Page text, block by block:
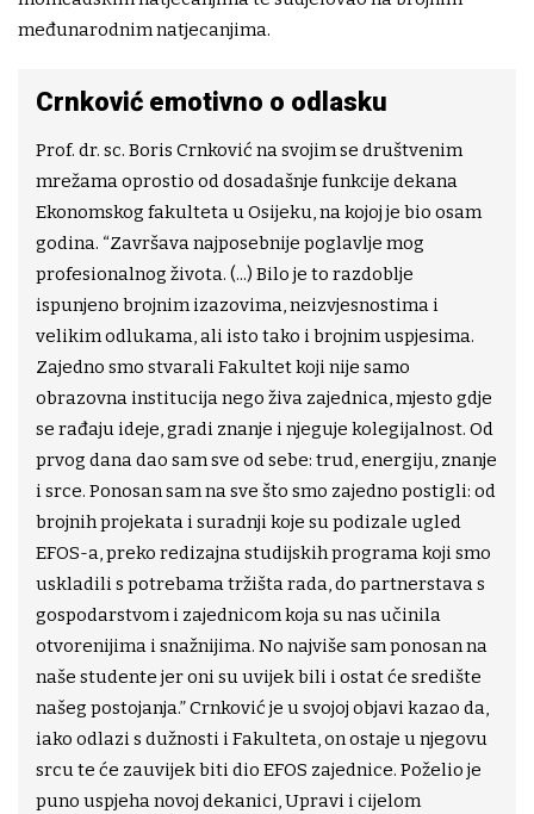
međunarodnim natjecanjima.
Crnković emotivno o odlasku
Prof. dr. sc. Boris Crnković na svojim se društvenim
mrežama oprostio od dosadašnje funkcije dekana
Ekonomskog fakulteta u Osijeku, na kojoj je bio osam
godina. “Završava najposebnije poglavlje mog
profesionalnog života. (...) Bilo je to razdoblje
ispunjeno brojnim izazovima, neizvjesnostima i
velikim odlukama, ali isto tako i brojnim uspjesima.
Zajedno smo stvarali Fakultet koji nije samo
obrazovna institucija nego živa zajednica, mjesto gdje
se rađaju ideje, gradi znanje i njeguje kolegijalnost. Od
prvog dana dao sam sve od sebe: trud, energiju, znanje
i srce. Ponosan sam na sve što smo zajedno postigli: od
brojnih projekata i suradnji koje su podizale ugled
EFOS-a, preko redizajna studijskih programa koji smo
uskladili s potrebama tržišta rada, do partnerstava s
gospodarstvom i zajednicom koja su nas učinila
otvorenijima i snažnijima. No najviše sam ponosan na
naše studente jer oni su uvijek bili i ostat će središte
našeg postojanja.” Crnković je u svojoj objavi kazao da,
iako odlazi s dužnosti i Fakulteta, on ostaje u njegovu
srcu te će zauvijek biti dio EFOS zajednice. Poželio je
puno uspjeha novoj dekanici, Upravi i cijelom